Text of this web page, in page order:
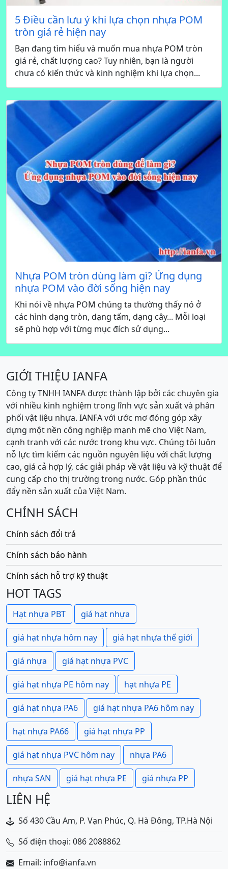
5 Điều cần lưu ý khi lựa chọn nhựa POM
tròn giá rẻ hiện nay
Bạn đang tìm hiểu và muốn mua nhựa POM tròn
giá rẻ, chất lượng cao? Tuy nhiên, bạn là người
chưa có kiến thức và kinh nghiệm khi lựa chọn...
Nhựa POM tròn dùng làm gì? Ứng dụng
nhựa POM vào đời sống hiện nay
Khi nói về nhựa POM chúng ta thường thấy nó ở
các hình dạng tròn, dạng tấm, dạng cây... Mỗi loại
sẽ phù hợp với từng mục đích sử dụng...
GIỚI THIỆU IANFA
Công ty TNHH IANFA được thành lập bởi các chuyên gia
với nhiều kinh nghiệm trong lĩnh vực sản xuất và phân
phối vật liệu nhựa. IANFA với ước mơ đóng góp xây
dựng một nền công nghiệp mạnh mẽ cho Việt Nam,
cạnh tranh với các nước trong khu vực. Chúng tôi luôn
nỗ lực tìm kiếm các nguồn nguyên liệu với chất lượng
cao, giá cả hợp lý, các giải pháp về vật liệu và kỹ thuật để
cung cấp cho thị trường trong nước. Góp phần thúc
đẩy nền sản xuất của Việt Nam.
CHÍNH SÁCH
Chính sách đổi trả
Chính sách bảo hành
Chính sách hỗ trợ kỹ thuật
HOT TAGS
Hạt nhựa PBT giá hạt nhựa
giá hạt nhựa hôm nay giá hạt nhựa thế giới
giá nhựa giá hạt nhựa PVC
giá hạt nhựa PE hôm nay hạt nhựa PE
giá hạt nhựa PA6 giá hạt nhựa PA6 hôm nay
hạt nhựa PA66 giá hạt nhựa PP
giá hạt nhựa PVC hôm nay nhựa PA6
nhựa SAN giá hạt nhựa PE giá nhựa PP
LIÊN HỆ
Số 430 Cầu Am, P. Vạn Phúc, Q. Hà Đông, TP.Hà Nội
Số điện thoại: 086 2088862
Email: info@ianfa.vn